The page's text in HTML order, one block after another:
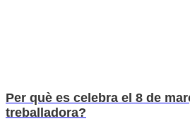
Per què es celebra el 8 de
treballadora?